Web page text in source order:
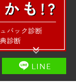
LINE